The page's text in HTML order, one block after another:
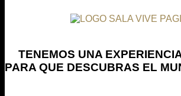
TENEMOS UNA
PARA QUE DESCUBRAS EL